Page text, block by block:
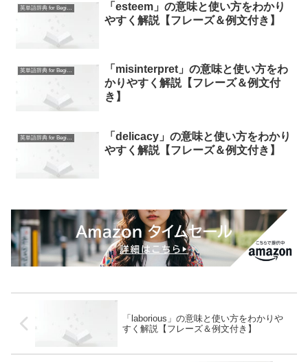
英単語辞典 for Beginners
「esteem」の意味と使い方をわかり
やすく解説【フレーズ＆例文付き】
英単語辞典 for Beginners
「misinterpret」の意味と使い方をわ
かりやすく解説【フレーズ＆例文付
き】
英単語辞典 for Beginners
「delicacy」の意味と使い方をわかり
やすく解説【フレーズ＆例文付き】
「laborious」の意味と使い方をわかりや
すく解説【フレーズ＆例文付き】